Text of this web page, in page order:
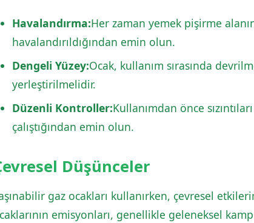
Havalandırma:Her zaman yemek pişirme
havalandırıldığından emin olun.
Dengeli Yüzey:Ocak, kullanım sırasında
yerleştirilmelidir.
Düzenli Kontroller:Kullanımdan önce
çalıştığından emin olun.
Düşünceler
gaz ocakları kullanırken, çevresel
emisyonları, genellikle geleneksel